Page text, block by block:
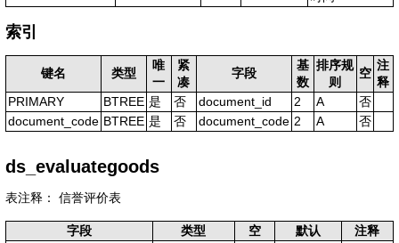
索引
键名 类型
唯
一
紧
凑
字段
基
数
排序规
则
空
注
释
PRIMARY
BTREE 是 否 document_id 2 A
否
document_code BTREE 是 否 document_code 2 A 否
ds_evaluategoods
表注释： 信誉评价表
字段 类型 空 默认 注释